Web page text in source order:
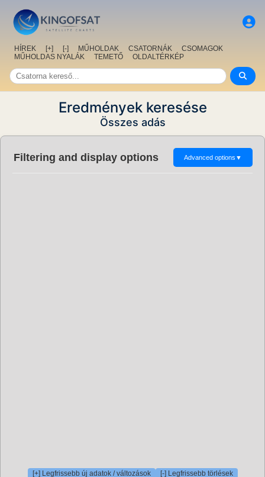
HÍREK [+] [-] MŰHOLDAK CSATORNÁK
CSOMAGOK
MŰHOLDAS NYALÁK
TEMETŐ OLDALTÉRKÉP
Eredmények keresése
Összes adás
Filtering and display options Advanced options ▼
[+] Legfrissebb új adatok / változások
[-] Legfrissebb törlések